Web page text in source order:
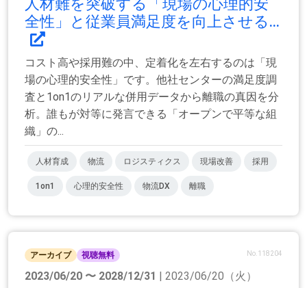
人材難を突破する「現場の心理的安
全性」と従業員満足度を向上させる...
コスト高や採用難の中、定着化を左右するのは「現
場の心理的安全性」です。他社センターの満足度調
査と1on1のリアルな併用データから離職の真因を分
析。誰もが対等に発言できる「オープンで平等な組
織」の...
人材育成 物流 ロジスティクス 現場改善 採用
1on1 心理的安全性 物流DX 離職
アーカイブ 視聴無料 No.118204
2023/06/20 〜 2028/12/31
| 2023/06/20（火）